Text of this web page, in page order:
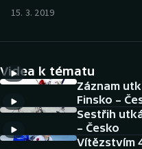
Cyklistika
DALŠÍ SPORTY
Americký fotbal
NEPŘEHLÉDNĚTE
15. 3. 2019
Videa k tématu
Záznam
Finsko –
Sestřih
– Česko
Vítězstvím